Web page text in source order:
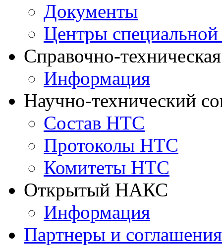
Документы
Центры
Справочно-
Информация
Научно-технический
Состав НТС
Протоколы НТС
Комитеты НТС
Открытый НАКС
Информация
Партнеры и соглашения